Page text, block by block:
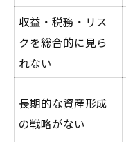
収益・税務・リス
クを総合的に見ら
れない
長期的な資産形成
の戦略がない